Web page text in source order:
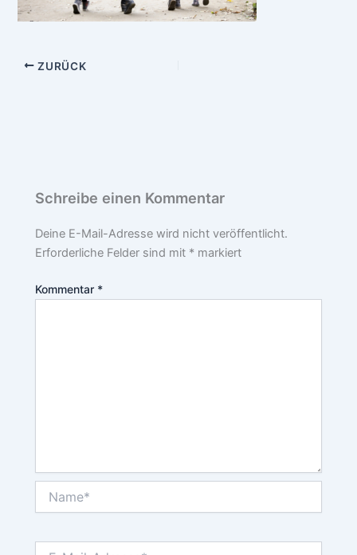
ZURÜCK
Schreibe einen Kommentar
Deine E-Mail-Adresse wird nicht veröffentlicht.
Erforderliche Felder sind mit * markiert
Kommentar *